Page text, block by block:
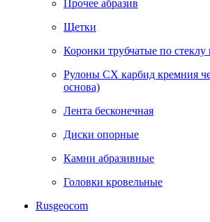
Прочее абразив
Щетки
Коронки трубчатые по стеклу
Рулоны CX карбид кремния
основа)
Лента бесконечная
Диски опорные
Камни абразивные
Головки кровельные
Rusgeocom